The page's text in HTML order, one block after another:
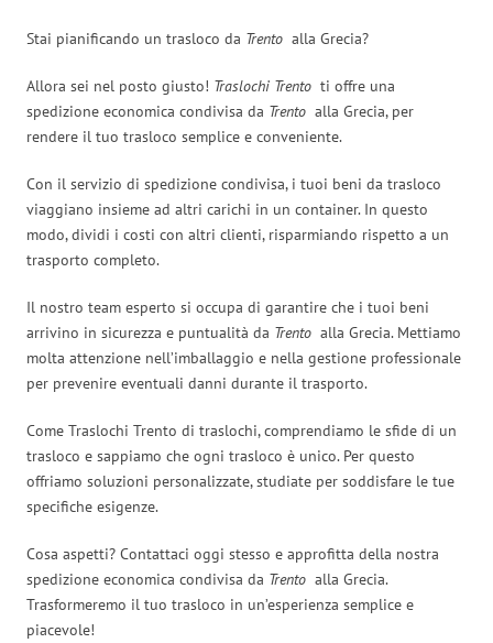
Stai pianificando un trasloco da Trento alla Grecia?
Allora sei nel posto giusto! Traslochi Trento ti offre una
spedizione economica condivisa da Trento alla Grecia, per
rendere il tuo trasloco semplice e conveniente.
Con il servizio di spedizione condivisa, i tuoi beni da trasloco
viaggiano insieme ad altri carichi in un container. In questo
modo, dividi i costi con altri clienti, risparmiando rispetto a un
trasporto completo.
Il nostro team esperto si occupa di garantire che i tuoi beni
arrivino in sicurezza e puntualità da Trento alla Grecia. Mettiamo
molta attenzione nell’imballaggio e nella gestione professionale
per prevenire eventuali danni durante il trasporto.
Come Traslochi Trento di traslochi, comprendiamo le sfide di un
trasloco e sappiamo che ogni trasloco è unico. Per questo
offriamo soluzioni personalizzate, studiate per soddisfare le tue
specifiche esigenze.
Cosa aspetti? Contattaci oggi stesso e approfitta della nostra
spedizione economica condivisa da Trento alla Grecia.
Trasformeremo il tuo trasloco in un’esperienza semplice e
piacevole!